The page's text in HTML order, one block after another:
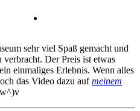
sehr viel Spaß gemacht und
Der Preis ist etwas
einmaliges Erlebnis. Wenn alles
das Video dazu aufmeinem